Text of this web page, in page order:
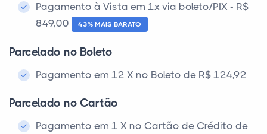
Pagamento à Vista em 1x via boleto/PIX - R$
849,00
43% MAIS BARATO
Parcelado no Boleto
Pagamento em 12 X no Boleto de R$ 124,92
Parcelado no Cartão
Pagamento em 1 X no Cartão de Crédito de